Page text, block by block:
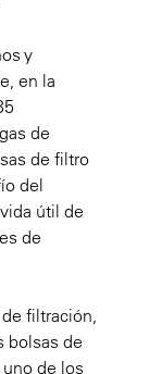
y
en la
de
de filtro
del
útil de
de
filtración,
bolsas de
de los